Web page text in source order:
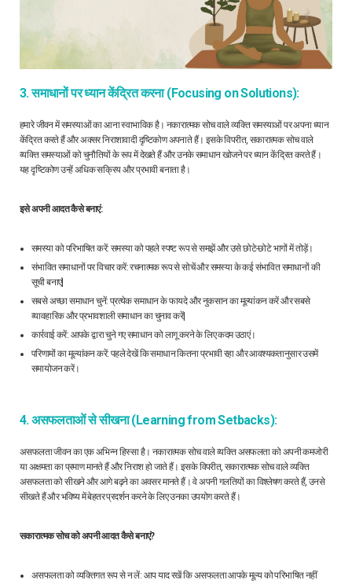
3. समाधानों पर ध्यान केंद्रित करना (Focusing on Solutions):
हमारे जीवन में समस्याओं का आना स्वाभाविक है। नकारात्मक सोच वाले व्यक्ति समस्याओं पर अपना ध्यान
केंद्रित करते हैं और अक्सर निराशावादी दृष्टिकोण अपनाते हैं। इसके विपरीत, सकारात्मक सोच वाले
व्यक्ति समस्याओं को चुनौतियों के रूप में देखते हैं और उनके समाधान खोजने पर ध्यान केंद्रित करते हैं।
यह दृष्टिकोण उन्हें अधिक सक्रिय और प्रभावी बनाता है।
इसे अपनी आदत कैसे बनाएं:
समस्या को परिभाषित करें: समस्या को पहले स्पष्ट रूप से समझें और उसे छोटे-छोटे भागों में तोड़ें।
संभावित समाधानों पर विचार करें: रचनात्मक रूप से सोचें और समस्या के कई संभावित समाधानों की
सूची बनाएं|
सबसे अच्छा समाधान चुनें: प्रत्येक समाधान के फायदे और नुकसान का मूल्यांकन करें और सबसे
व्यावहारिक और प्रभावशाली समाधान का चुनाव करें|
कार्रवाई करें: आपके द्वारा चुने गए समाधान को लागू करने के लिए कदम उठाएं।
परिणामों का मूल्यांकन करें: पहले देखें कि समाधान कितना प्रभावी रहा और आवश्यकतानुसार उसमें
समायोजन करें।
4. असफलताओं से सीखना (Learning from Setbacks):
असफलता जीवन का एक अभिन्न हिस्सा है। नकारात्मक सोच वाले व्यक्ति असफलता को अपनी कमजोरी
या अक्षमता का प्रमाण मानते हैं और निराश हो जाते हैं। इसके विपरीत, सकारात्मक सोच वाले व्यक्ति
असफलता को सीखने और आगे बढ़ने का अवसर मानते हैं। वे अपनी गलतियों का विश्लेषण करते हैं, उनसे
सीखते हैं और भविष्य में बेहतर प्रदर्शन करने के लिए उनका उपयोग करते हैं।
सकारात्मक सोच को अपनी आदत कैसे बनाएं?
असफलता को व्यक्तिगत रूप से न लें: आप याद रखें कि असफलता आपके मूल्य को परिभाषित नहीं